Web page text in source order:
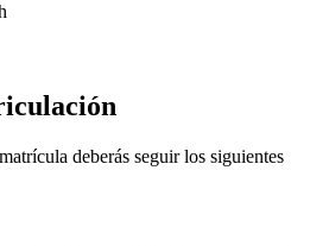
deberás seguir los siguientes